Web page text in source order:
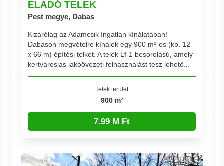
ELADÓ TELEK
Pest megye, Dabas
Kizárólag az Adamcsik Ingatlan kínálatában!
Dabason megvételre kínálok egy 900 m²-es (kb. 12
x 66 m) építési telket. A telek Lf-1 besorolású, amely
kertvárosias lakóövezeti felhasználást tesz lehető...
Telek terület
900 m²
7.99 M Ft